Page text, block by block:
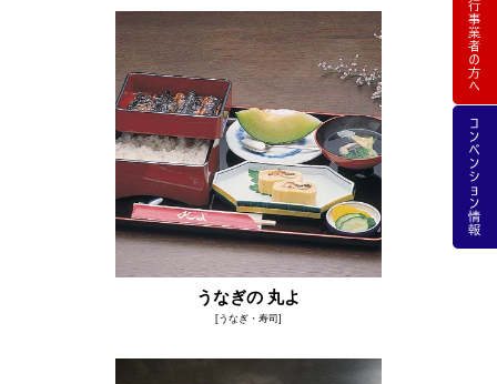
うなぎの 丸よ
[うなぎ・寿司]